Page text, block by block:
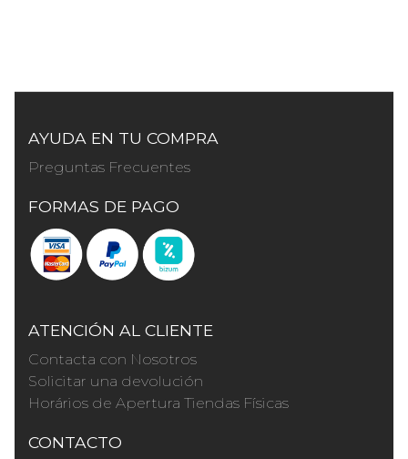
AYUDA EN TU COMPRA
Preguntas Frecuentes
FORMAS DE PAGO
ATENCIÓN AL CLIENTE
Contacta con Nosotros
Solicitar una devolución
Horários de Apertura Tiendas Físicas
CONTACTO